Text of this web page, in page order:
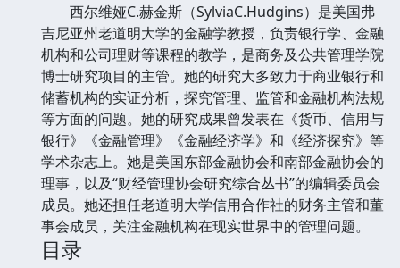
西尔维娅C.赫金斯（SylviaC.Hudgins）是美国弗
吉尼亚州老道明大学的金融学教授，负责银行学、金融
机构和公司理财等课程的教学，是商务及公共管理学院
博士研究项目的主管。她的研究大多致力于商业银行和
储蓄机构的实证分析，探究管理、监管和金融机构法规
等方面的问题。她的研究成果曾发表在《货币、信用与
银行》《金融管理》《金融经济学》和《经济探究》等
学术杂志上。她是美国东部金融协会和南部金融协会的
理事，以及“财经管理协会研究综合丛书”的编辑委员会
成员。她还担任老道明大学信用合作社的财务主管和董
事会成员，关注金融机构在现实世界中的管理问题。
目录